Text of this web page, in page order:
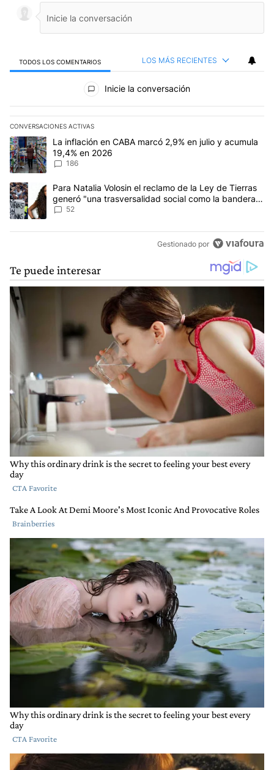
TODOS LOS COMENTARIOS LOS MÁS RECIENTES
Todos los comentarios
Inicie la conversación
CONVERSACIONES ACTIVAS
Este listado muestra los artículos con más comentarios en los
Un artículo de tendencia con el título "La inflación en CABA
La inflación en CABA marcó 2,9% en julio y acumula
19,4% en 2026
186
Un artículo de tendencia con el título "Para Natalia Volosin el
Para Natalia Volosin el reclamo de la Ley de Tierras
generó "una trasversalidad social como la bandera
de Malvinas"
52
Gestionado por